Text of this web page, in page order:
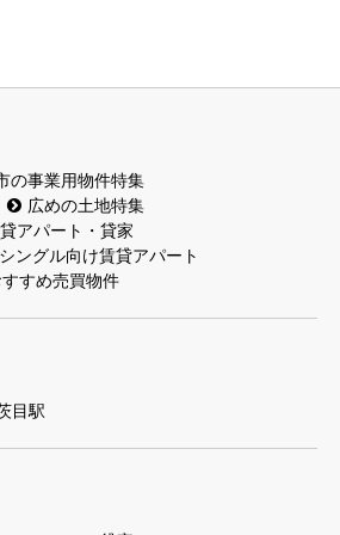
の事業用物件特集
広めの土地特集
アパート・貸家
ングル向け賃貸アパート
すめ売買物件
目駅